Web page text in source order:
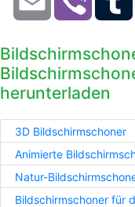
herunterladen
3D Bildschirmschoner
Animierte
Natur-
Bildschirmschoner für